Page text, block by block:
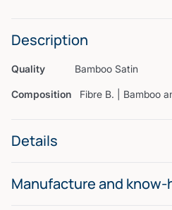
Description
Quality Bamboo Satin
Composition Fibre B. | Bamboo
Details
Manufacture and know-